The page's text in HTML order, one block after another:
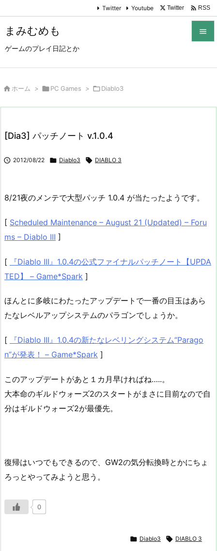
まみむめも
ゲームのプレイ日記とか

Twitter Youtube Twitter  RSS
 ホーム > PC Games > Diablo3
[Dia3] パッチノート v.1.0.4
 2012/08/22  Diablo3  DIABLO 3
8/21夜のメンテで大型パッチ 1.0.4 が当たったようです。
[ Scheduled Maintenance – August 21 (Updated) – Foru
ms – Diablo III ]
[
『Diablo III』1.0.4の公式ファイナルパッチノート【UPDA
TED】 – Game*Spark ]
ほんとに多岐にわたったアップデートで一番の目玉はあら
たなレベルアップシステムのパラゴンでしょうか。
[
『Diablo III』1.0.4の新たなレベリングシステム“Parago
n”が発表！ – Game*Spark ]
このアップデートがあと１カ月早ければね…..。
大本命のギルドウォーズ2のスタートがまさに目前なので自
分はギルドウォーズ2が最優先。
復帰はいつでもできるので、GW2の気分転換時とかにちょ
ろっとやってみようと思う。
0
 Diablo3  DIABLO 3